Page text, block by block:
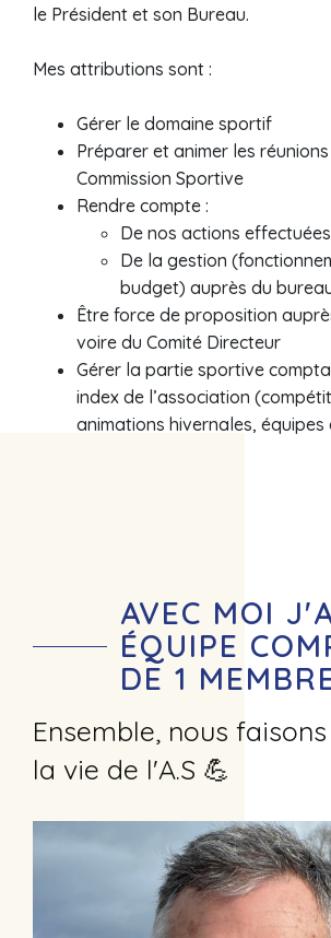
le Président et son Bureau.
Mes attributions sont :
Gérer le domaine sportif
Préparer et animer les
Commission Sportive
Rendre compte :
De nos actions effectuées
De la gestion
budget) auprès du
Être force de proposition
voire du Comité Directeur
Gérer la partie sportive
index de l’association
animations hivernales, équipes
AVEC MOI
ÉQUIPE
DE 1
Ensemble, nous
la vie de l'A.S 💪